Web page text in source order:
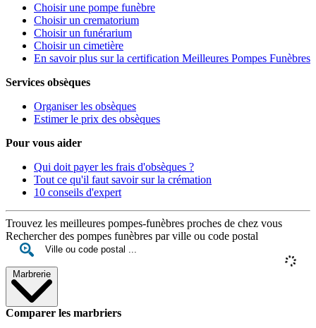
Choisir une pompe funèbre
Choisir un crematorium
Choisir un funérarium
Choisir un cimetière
En savoir plus sur la certification Meilleures Pompes Funèbres
Services obsèques
Organiser les obsèques
Estimer le prix des obsèques
Pour vous aider
Qui doit payer les frais d'obsèques ?
Tout ce qu'il faut savoir sur la crémation
10 conseils d'expert
Trouvez les meilleures pompes-funèbres proches de chez vous
Rechercher des pompes funèbres par ville ou code postal
Marbrerie
Comparer les marbriers